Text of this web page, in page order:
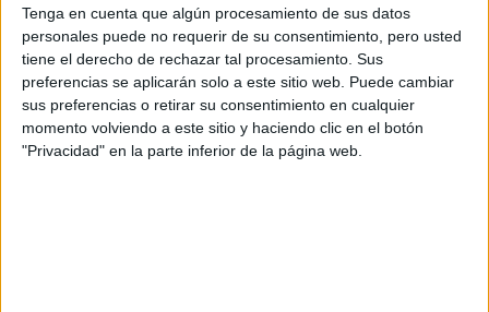
Tenga en cuenta que algún procesamiento de sus datos
personales puede no requerir de su consentimiento, pero usted
tiene el derecho de rechazar tal procesamiento. Sus
preferencias se aplicarán solo a este sitio web. Puede cambiar
sus preferencias o retirar su consentimiento en cualquier
momento volviendo a este sitio y haciendo clic en el botón
"Privacidad" en la parte inferior de la página web.